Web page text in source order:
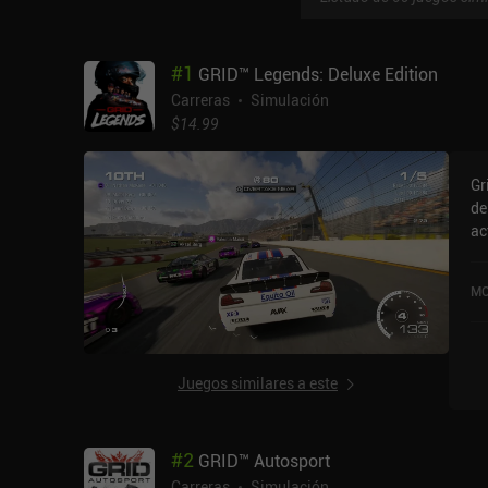
#1 GRID™ Legends: Deluxe Edition
Carreras
Simulación
$14.99
Juegos similares a este
#2 GRID™ Autosport